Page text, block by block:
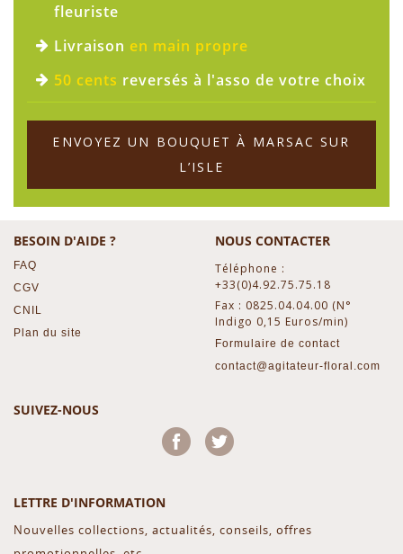
fleuriste
Livraison en main propre
50 cents reversés à l'asso de votre choix
ENVOYEZ UN BOUQUET À MARSAC SUR
L’ISLE
BESOIN D'AIDE ?
FAQ
CGV
CNIL
Plan du site
NOUS CONTACTER
Téléphone :
+33(0)4.92.75.75.18
Fax : 0825.04.04.00 (N°
Indigo 0,15 Euros/min)
Formulaire de contact
contact@agitateur-floral.com
SUIVEZ-NOUS
Facebook
LETTRE D'INFORMATION
Nouvelles collections, actualités, conseils, offres